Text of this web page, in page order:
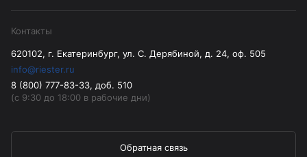
Контакты
620102, г. Екатеринбург, ул. С. Дерябиной, д. 24, оф. 505
info@riester.ru
8 (800) 777-83-33, доб. 510
(с 9:30 до 18:00 в рабочие дни)
Обратная связь